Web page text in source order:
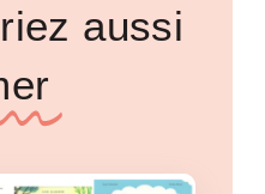
aussi